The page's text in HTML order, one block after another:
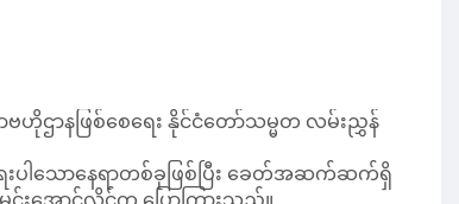
ာနဖြစ်စေရေး နိုင်ငံတော်သမ္မတ လမ်းညွှန်
င်းအောင်လှိုင်က ပြောကြားသည်။
ာ ယဉ်ကျေးမှုတန်ဖိုးများကို သိရှိနားလည်ကာ
စ်ကြောင်း နိုင်ငံတော်သမ္မတက မှာကြားသည်။
းအနေဖြင့်လည်း ပြတိုက်ရှိ သမိုင်းအထောက်အထား